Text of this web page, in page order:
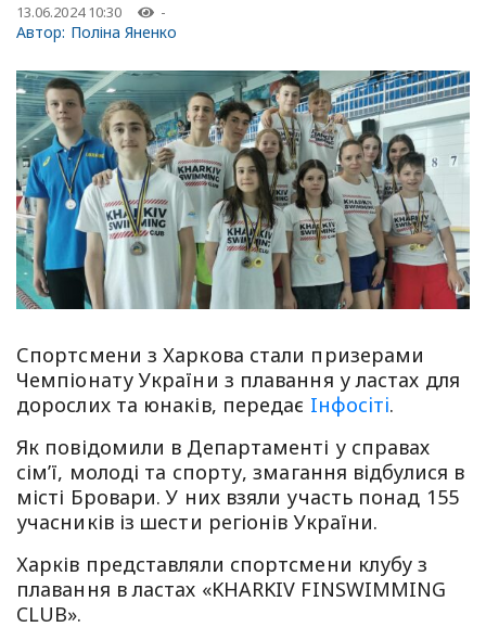
13.06.2024 10:30 -
Автор: Поліна Яненко
Спортсмени з Харкова стали призерами
Чемпіонату України з плавання у ластах для
дорослих та юнаків, передає Iнфосiтi.
Як повідомили в Департаменті у справах
сім’ї, молоді та спорту, змагання відбулися в
місті Бровари. У них взяли участь понад 155
учасників із шести регіонів України.
Харків представляли спортсмени клубу з
плавання в ластах «KHARKIV FINSWIMMING
CLUB».